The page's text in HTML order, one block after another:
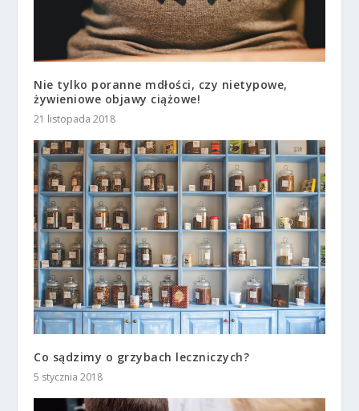
Nie tylko poranne mdłości, czy nietypowe,
żywieniowe objawy ciążowe!
21 listopada 2018
Co sądzimy o grzybach leczniczych?
5 stycznia 2018